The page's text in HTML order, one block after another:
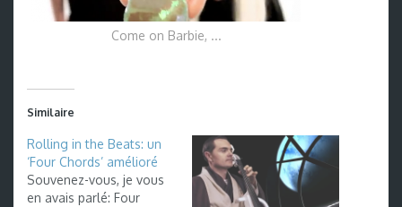
Come on Barbie, ...
Similaire
Rolling in the Beats: un
‘Four Chords’ amélioré
Souvenez-vous, je vous
en avais parlé: Four